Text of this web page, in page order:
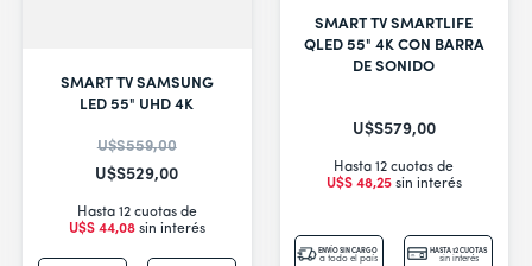
SMART TV SAMSUNG
LED 55" UHD 4K
U$S559,00
U$S529,00
Hasta 12 cuotas de
U$S 44,08sin interés
SMART TV SMARTLIFE
QLED 55" 4K CON BARRA
DE SONIDO
U$S579,00
Hasta 12 cuotas de
U$S 48,25sin interés
ENVÍO SIN CARGO
a todo el país
HASTA 12 CUOTAS
sin interés